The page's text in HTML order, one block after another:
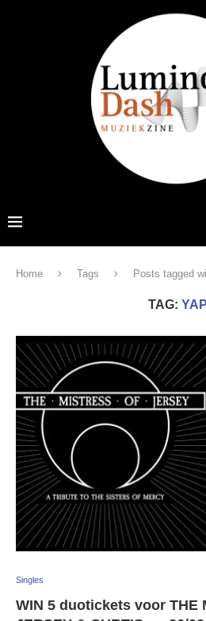
Home Tags Posts tagged
TAG: YAP
Singles
WIN 5 duotickets voor THE